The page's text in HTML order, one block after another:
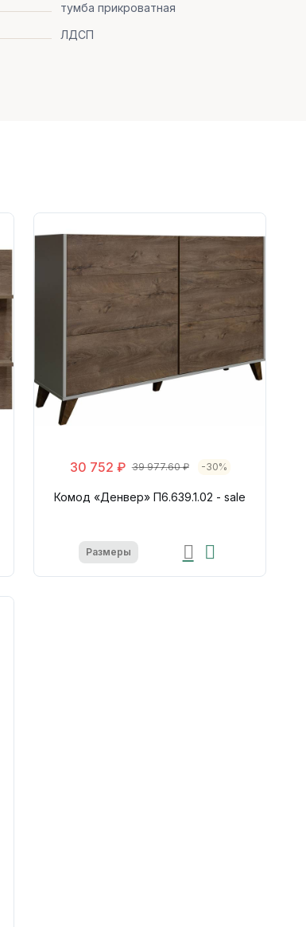
тумба прикроватная
ЛДСП
30 752 ₽ 39 977.60 ₽ -30%
Комод «Денвер» П6.639.1.02 - sale
Размеры